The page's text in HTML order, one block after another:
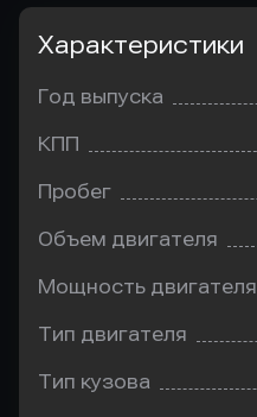
Характеристики
Год выпуска
КПП
Пробег
Объем двигателя
Мощность двигателя
Тип двигателя
Тип кузова